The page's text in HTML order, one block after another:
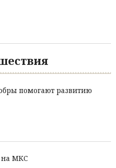
помогают развитию
на МКС